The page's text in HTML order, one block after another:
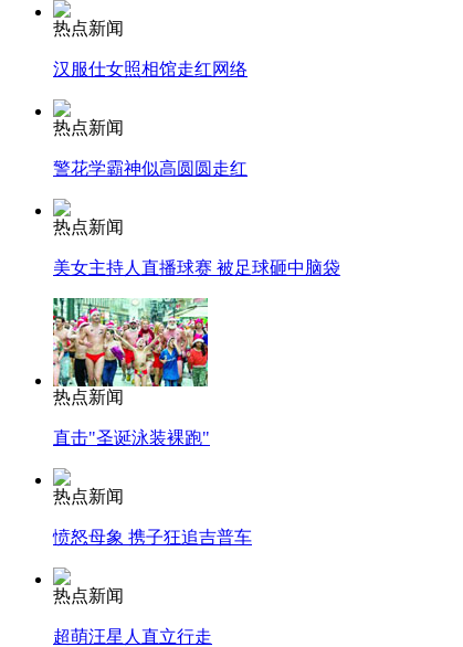
司机酒驾遇交警 急速倒车逃窜
热点新闻
汉服仕女照相馆走红网络
热点新闻
警花学霸神似高圆圆走红
热点新闻
美女主持人直播球赛 被足球砸中脑袋
热点新闻
直击"圣诞泳装裸跑"
热点新闻
愤怒母象 携子狂追吉普车
热点新闻
超萌汪星人直立行走